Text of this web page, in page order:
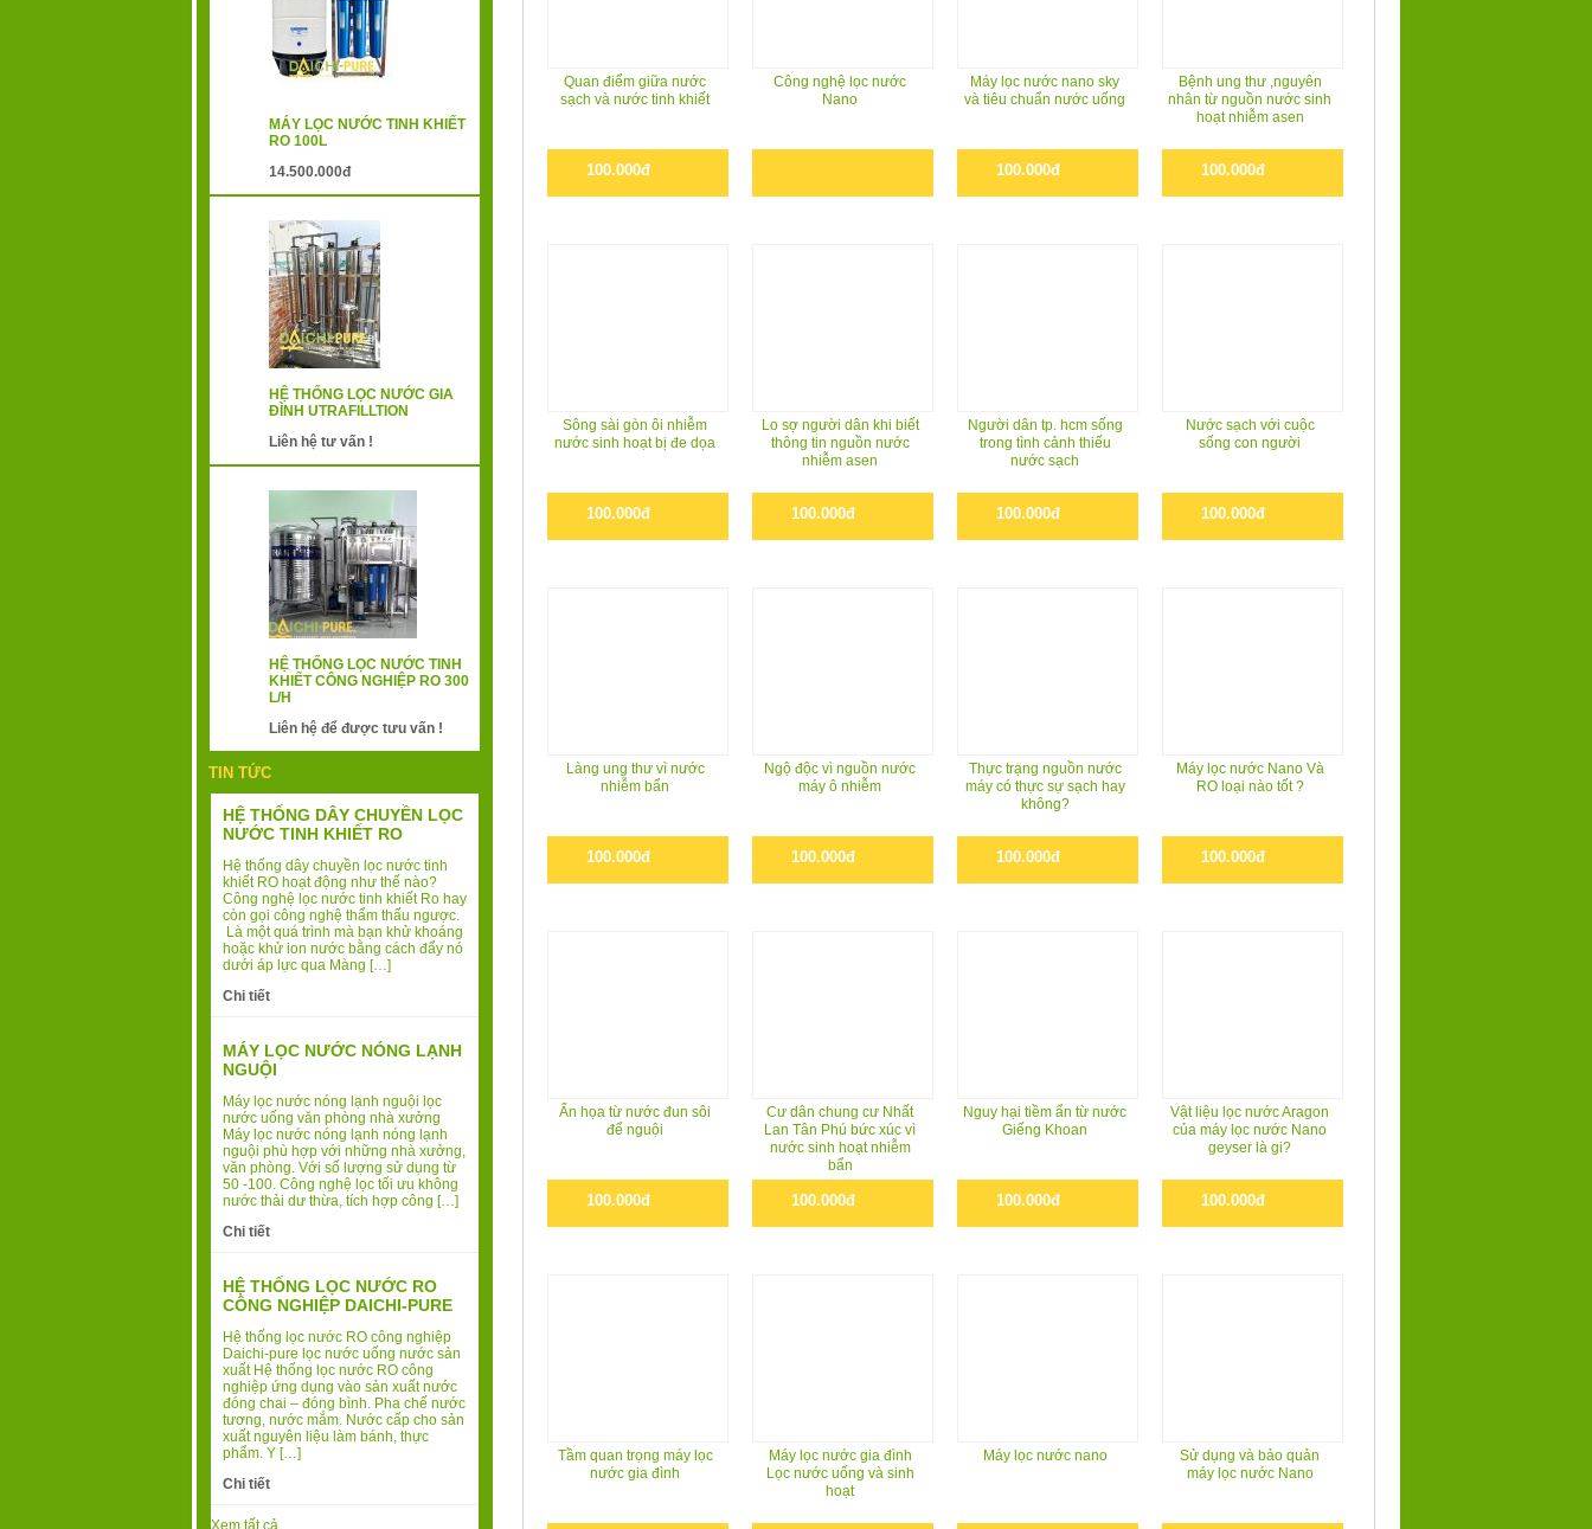
MÁY LỌC NƯỚC TINH KHIẾT
RO 100L
14.500.000đ
HỆ THỐNG LỌC NƯỚC GIA
ĐÌNH UTRAFILLTION
Liên hệ tư vấn !
HỆ THỐNG LỌC NƯỚC TINH
KHIẾT CÔNG NGHIỆP RO 300
L/H
Liên hệ để được tưu vấn !
TIN TỨC
HỆ THỐNG DÂY CHUYỀN LỌC
NƯỚC TINH KHIẾT RO
Hệ thống dây chuyền lọc nước tinh
khiết RO hoạt động như thế nào?
Công nghệ lọc nước tinh khiết Ro hay
còn gọi công nghệ thẩm thấu ngược.
Là một quá trình mà bạn khử khoáng
hoặc khử ion nước bằng cách đẩy nó
dưới áp lực qua Màng […]
Chi tiết
MÁY LỌC NƯỚC NÓNG LẠNH
NGUỘI
Máy lọc nước nóng lạnh nguội lọc
nước uống văn phòng nhà xưởng
Máy lọc nước nóng lạnh nóng lạnh
nguội phù hợp với những nhà xưởng,
văn phòng. Với số lượng sử dụng từ
50 -100. Công nghệ lọc tối ưu không
nước thải dư thừa, tích hợp công […]
Chi tiết
HỆ THỐNG LỌC NƯỚC RO
CÔNG NGHIỆP DAICHI-PURE
Hệ thống lọc nước RO công nghiệp
Daichi-pure lọc nước uống nước sản
xuất Hệ thống lọc nước RO công
nghiệp ứng dụng vào sản xuất nước
đóng chai – đóng bình. Pha chế nước
tương, nước mắm. Nước cấp cho sản
xuất nguyên liệu làm bánh, thực
phẩm. Y […]
Chi tiết
Xem tất cả
Quan điểm giữa nước
sạch và nước tinh khiết
100.000đ
Công nghệ lọc nước
Nano
Máy lọc nước nano sky
và tiêu chuẩn nước uống
100.000đ
Bệnh ung thư ,nguyên
nhân từ nguồn nước sinh
hoạt nhiễm asen
100.000đ
Sông sài gòn ôi nhiễm
nước sinh hoạt bị đe dọa
100.000đ
Lo sợ người dân khi biết
thông tin nguồn nước
nhiễm asen
100.000đ
Người dân tp. hcm sống
trong tình cảnh thiếu
nước sạch
100.000đ
Nước sạch với cuộc
sống con người
100.000đ
Làng ung thư vì nước
nhiễm bẩn
100.000đ
Ngộ độc vì nguồn nước
máy ô nhiễm
100.000đ
Thực trạng nguồn nước
máy có thực sự sạch hay
không?
100.000đ
Máy lọc nước Nano Và
RO loại nào tốt ?
100.000đ
Ẩn họa từ nước đun sôi
để nguội
100.000đ
Cư dân chung cư Nhất
Lan Tân Phú bức xúc vì
nước sinh hoạt nhiễm
bẩn
100.000đ
Nguy hại tiềm ẩn từ nước
Giếng Khoan
100.000đ
Vật liệu lọc nước Aragon
của máy lọc nước Nano
geyser là gi?
100.000đ
Tầm quan trọng máy lọc
nước gia đình
Máy lọc nước gia đình
Lọc nước uống và sinh
hoạt
Máy lọc nước nano
Sử dụng và bảo quản
máy lọc nước Nano